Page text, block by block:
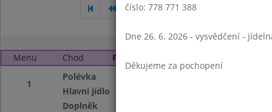
Květen 2008
Menu Chod Pondělí 1. 9. 2008
1
Polévka
Hlavní jídlo
Doplněk
číslo: 778 771 388
Dne 26. 6. 2026 - vysvědčení -
Děkujeme za pochopení